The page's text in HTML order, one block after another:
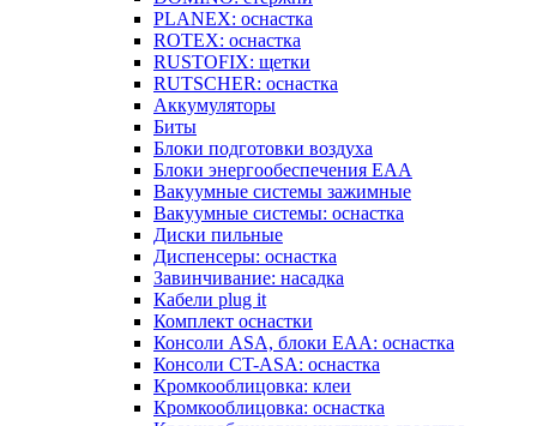
PLANEX: оснастка
ROTEX: оснастка
RUSTOFIX: щетки
RUTSCHER: оснастка
Аккумуляторы
Биты
Блоки подготовки воздуха
Блоки энергообеспечения EAA
Вакуумные системы зажимные
Вакуумные системы: оснастка
Диски пильные
Диспенсеры: оснастка
Завинчивание: насадка
Кабели plug it
Комплект оснастки
Консоли ASA, блоки EAA: оснастка
Консоли CT-ASA: оснастка
Кромкооблицовка: клеи
Кромкооблицовка: оснастка